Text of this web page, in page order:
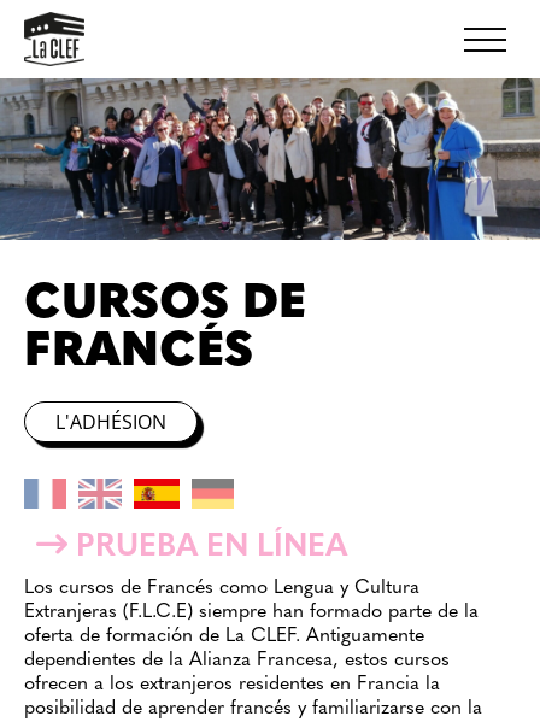
CURSOS DE
FRANCÉS
L'ADHÉSION
PRUEBA EN LÍNEA
Los cursos de Francés como Lengua y Cultura
Extranjeras (F.L.C.E) siempre han formado parte de la
oferta de formación de La CLEF. Antiguamente
dependientes de la Alianza Francesa, estos cursos
ofrecen a los extranjeros residentes en Francia la
posibilidad de aprender francés y familiarizarse con la